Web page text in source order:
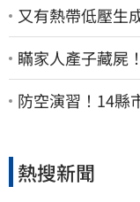
又有熱帶低壓生
瞞家人產子藏屍
「產檢紀錄全空
防空演習！14縣
熱搜新聞